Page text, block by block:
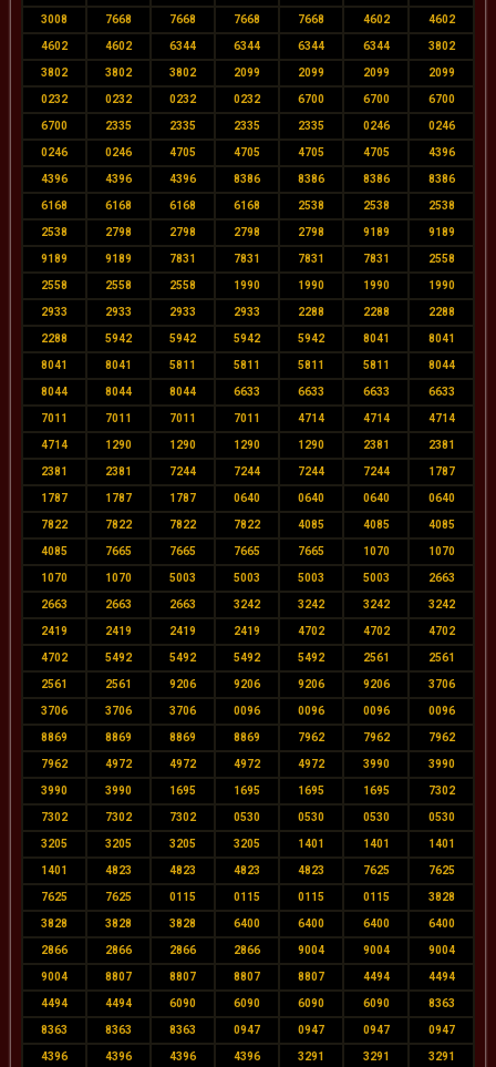
3008 7668 7668 7668 7668 4602 4602
4602 4602 6344 6344 6344 6344 3802
3802 3802 3802 2099 2099 2099 2099
0232 0232 0232 0232 6700 6700 6700
6700 2335 2335 2335 2335 0246 0246
0246 0246 4705 4705 4705 4705 4396
4396 4396 4396 8386 8386 8386 8386
6168 6168 6168 6168 2538 2538 2538
2538 2798 2798 2798 2798 9189 9189
9189 9189 7831 7831 7831 7831 2558
2558 2558 2558 1990 1990 1990 1990
2933 2933 2933 2933 2288 2288 2288
2288 5942 5942 5942 5942 8041 8041
8041 8041 5811 5811 5811 5811 8044
8044 8044 8044 6633 6633 6633 6633
7011 7011 7011 7011 4714 4714 4714
4714 1290 1290 1290 1290 2381 2381
2381 2381 7244 7244 7244 7244 1787
1787 1787 1787 0640 0640 0640 0640
7822 7822 7822 7822 4085 4085 4085
4085 7665 7665 7665 7665 1070 1070
1070 1070 5003 5003 5003 5003 2663
2663 2663 2663 3242 3242 3242 3242
2419 2419 2419 2419 4702 4702 4702
4702 5492 5492 5492 5492 2561 2561
2561 2561 9206 9206 9206 9206 3706
3706 3706 3706 0096 0096 0096 0096
8869 8869 8869 8869 7962 7962 7962
7962 4972 4972 4972 4972 3990 3990
3990 3990 1695 1695 1695 1695 7302
7302 7302 7302 0530 0530 0530 0530
3205 3205 3205 3205 1401 1401 1401
1401 4823 4823 4823 4823 7625 7625
7625 7625 0115 0115 0115 0115 3828
3828 3828 3828 6400 6400 6400 6400
2866 2866 2866 2866 9004 9004 9004
9004 8807 8807 8807 8807 4494 4494
4494 4494 6090 6090 6090 6090 8363
8363 8363 8363 0947 0947 0947 0947
4396 4396 4396 4396 3291 3291 3291